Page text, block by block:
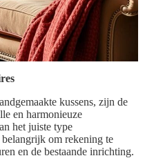
kussens, zijn de
en harmonieuze
het juiste type
belangrijk om rekening te
en de bestaande inrichting.